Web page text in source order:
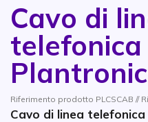
Cavo di
telefonica
Riferimento prodotto PLCSCAB //
Cavo di linea
Vai all'inizio della galleria di